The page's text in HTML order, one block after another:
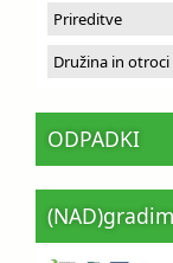
Prireditve
Družina in otroci
ODPADKI